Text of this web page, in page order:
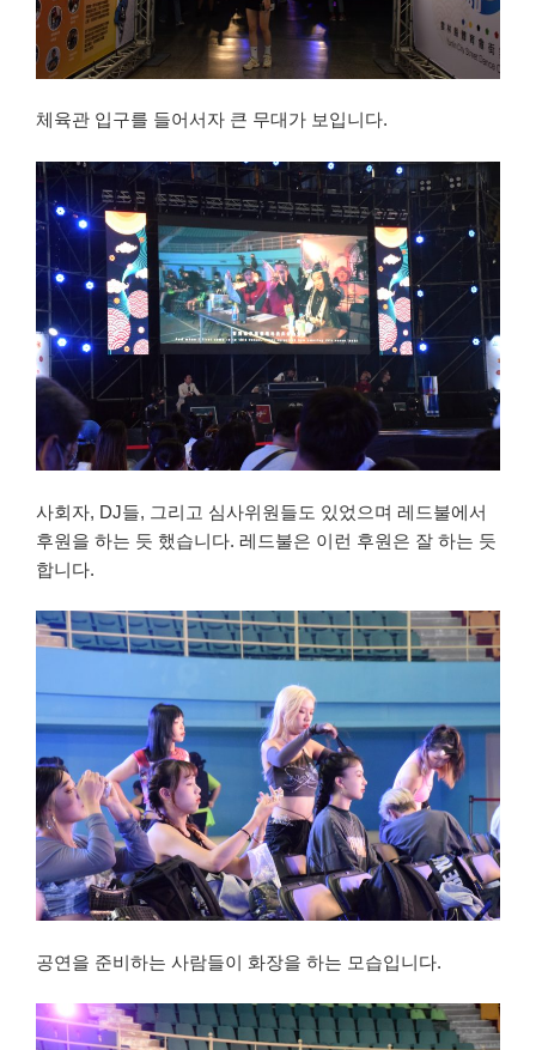
체육관 입구를 들어서자 큰 무대가 보입니다.
사회자, DJ들, 그리고 심사위원들도 있었으며 레드불에서
후원을 하는 듯 했습니다. 레드불은 이런 후원은 잘 하는 듯
합니다.
공연을 준비하는 사람들이 화장을 하는 모습입니다.